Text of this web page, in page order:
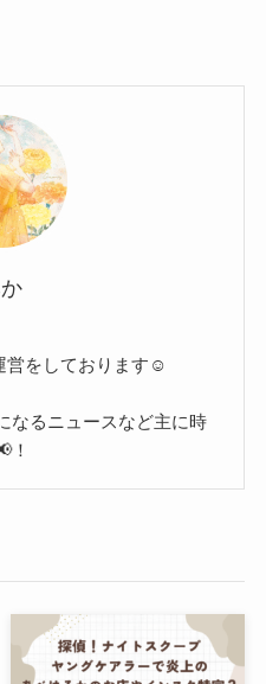
営をしております☺︎
なるニュースなど主に時
！